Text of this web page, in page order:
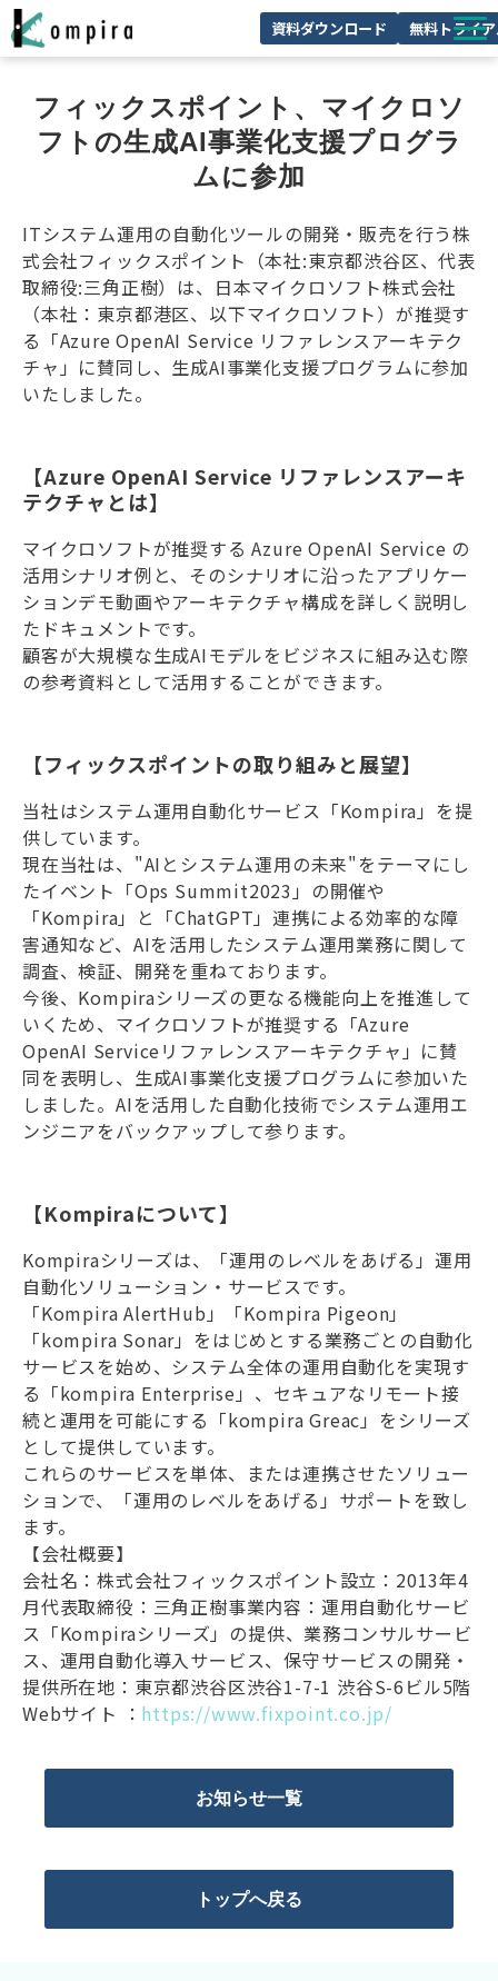
資料ダウンロード 無料トライ
サービス一覧
ユースケースを見る
技術情報
セミナー/イベント
お役立ちコラム
フィックスポイント、マイクロソ
フトの生成AI事業化支援プログラ
ムに参加
ITシステム運用の自動化ツールの開発・販売を行う株
式会社フィックスポイント（本社:東京都渋谷区、代表
取締役:三角正樹）は、日本マイクロソフト株式会社
（本社：東京都港区、以下マイクロソフト）が推奨す
る「Azure OpenAI Service リファレンスアーキテク
チャ」に賛同し、生成AI事業化支援プログラムに参加
いたしました。
【Azure OpenAI Service リファレンスアーキ
テクチャとは】
マイクロソフトが推奨する Azure OpenAI Service の
活用シナリオ例と、そのシナリオに沿ったアプリケー
ションデモ動画やアーキテクチャ構成を詳しく説明し
たドキュメントです。
顧客が大規模な生成AIモデルをビジネスに組み込む際
の参考資料として活用することができます。
【フィックスポイントの取り組みと展望】
当社はシステム運用自動化サービス「Kompira」を提
供しています。
現在当社は、"AIとシステム運用の未来"をテーマにし
たイベント「Ops Summit2023」の開催や
「Kompira」と「ChatGPT」連携による効率的な障
害通知など、AIを活用したシステム運用業務に関して
調査、検証、開発を重ねております。
今後、Kompiraシリーズの更なる機能向上を推進して
いくため、マイクロソフトが推奨する「Azure
OpenAI Serviceリファレンスアーキテクチャ」に賛
同を表明し、生成AI事業化支援プログラムに参加いた
しました。AIを活用した自動化技術でシステム運用エ
ンジニアをバックアップして参ります。
【Kompiraについて】
Kompiraシリーズは、「運用のレベルをあげる」運用
自動化ソリューション・サービスです。
「Kompira AlertHub」「Kompira Pigeon」
「kompira Sonar」をはじめとする業務ごとの自動化
サービスを始め、システム全体の運用自動化を実現す
る「kompira Enterprise」、セキュアなリモート接
続と運用を可能にする「kompira Greac」をシリーズ
として提供しています。
これらのサービスを単体、または連携させたソリュー
ションで、「運用のレベルをあげる」サポートを致し
ます。
【会社概要】
会社名：株式会社フィックスポイント設立：2013年4
月代表取締役：三角正樹事業内容：運用自動化サービ
ス「Kompiraシリーズ」の提供、業務コンサルサービ
ス、運用自動化導入サービス、保守サービスの開発・
提供所在地：東京都渋谷区渋谷1-7-1 渋谷S-6ビル5階
Webサイト ： https://www.fixpoint.co.jp/
お知らせ一覧
トップへ戻る